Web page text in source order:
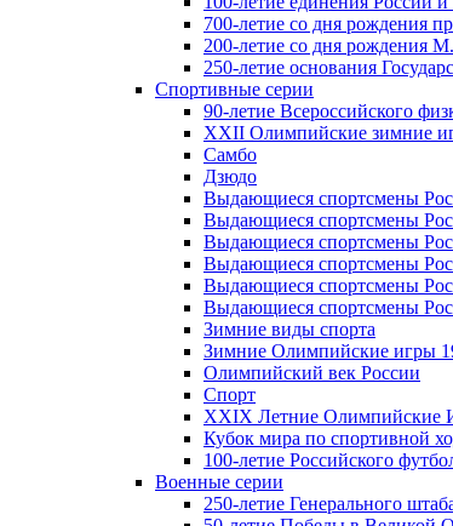
700-летие со дня рождения
200-летие со дня рождения
250-летие основания
Спортивные серии
90-летие Всероссийского
XXII Олимпийские зимние
Самбо
Дзюдо
Выдающиеся спортсмены
Выдающиеся спортсмены
Выдающиеся спортсмены
Выдающиеся спортсмены
Выдающиеся спортсмены
Выдающиеся спортсмены
Зимние виды спорта
Зимние Олимпийские игры
Олимпийский век России
Спорт
XXIX Летние Олимпийские
Кубок мира по спортивной
100-летие Российского
Военные серии
250-летие Генерального